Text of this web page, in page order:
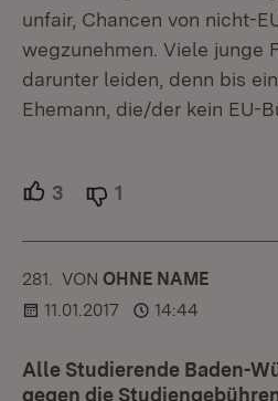
unfair, Chancen von nicht-
wegzunehmen. Viele junge
darunter leiden, denn bis
Ehemann, die/der kein EU-
3 Unterstützer.
1
281. KOMMENTAR
VON :OHNE NAME
11.01.2017
14:44
Alle Studierende Baden-
gegen die